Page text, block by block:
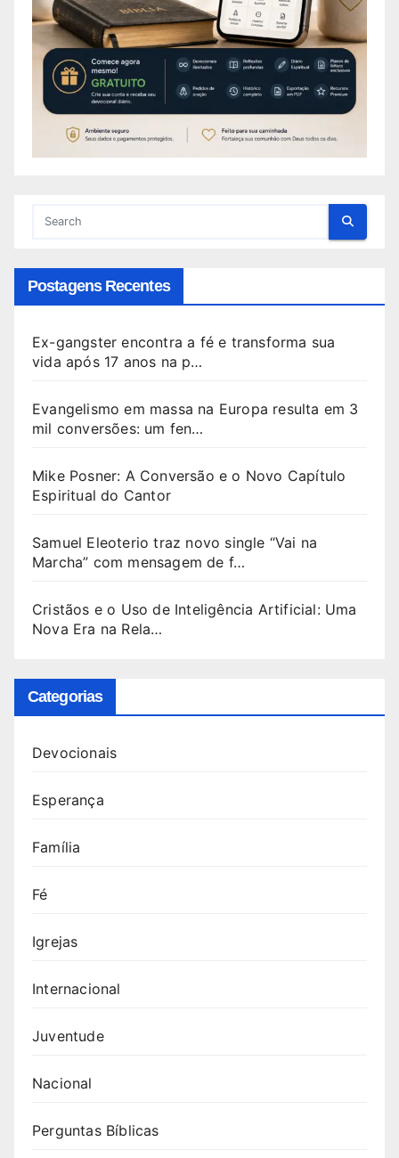
Postagens Recentes
Ex-gangster encontra a fé e transforma sua
vida após 17 anos na p…
Evangelismo em massa na Europa resulta em 3
mil conversões: um fen…
Mike Posner: A Conversão e o Novo Capítulo
Espiritual do Cantor
Samuel Eleoterio traz novo single “Vai na
Marcha” com mensagem de f…
Cristãos e o Uso de Inteligência Artificial: Uma
Nova Era na Rela…
Categorias
Devocionais
Esperança
Família
Fé
Igrejas
Internacional
Juventude
Nacional
Perguntas Bíblicas